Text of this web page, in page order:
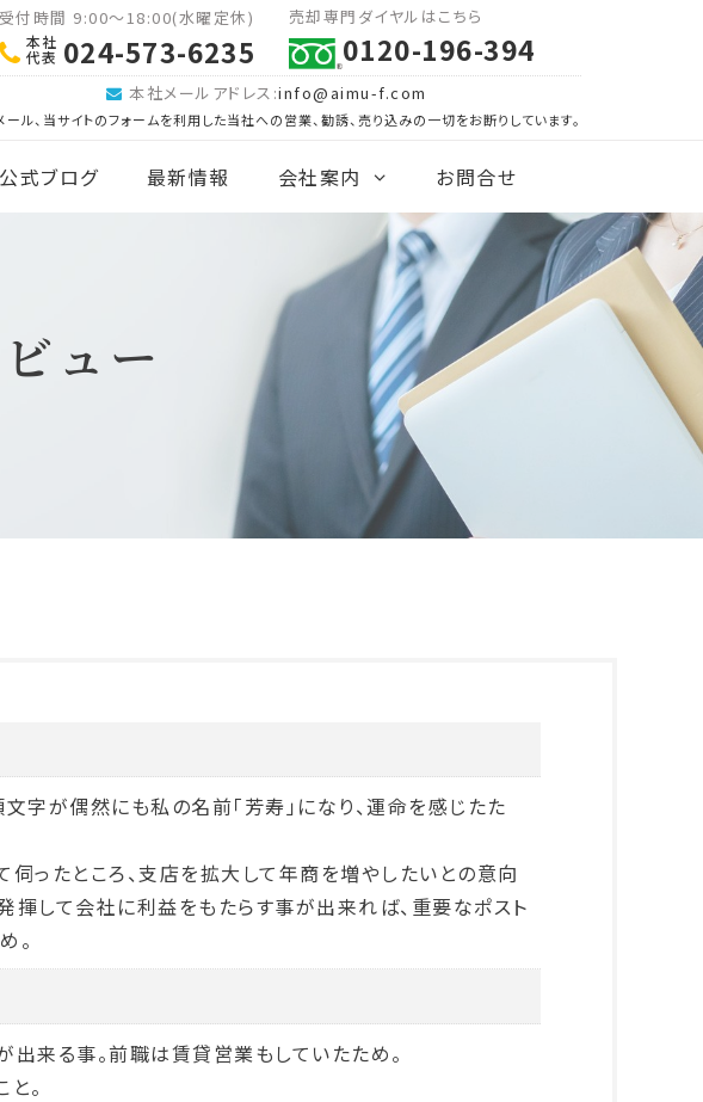
受付時間 9:00～18:00(水曜定休)
本社
代表 024-573-6235
売却専門ダイヤルはこちら
0120-196-394
本社メールアドレス:info@aimu-f.com
ール、当サイトのフォームを利用した当社への営業、勧誘、売り込みの一切をお断りしています。
公式ブログ 最新情報 会社案内 お問合せ
ュー
字が偶然にも私の名前「芳寿」になり、運命を感じたた
伺ったところ、支店を拡大して年商を増やしたいとの意向
揮して会社に利益をもたらす事が出来れば、重要なポスト
。
出来る事。前職は賃貸営業もしていたため。
。